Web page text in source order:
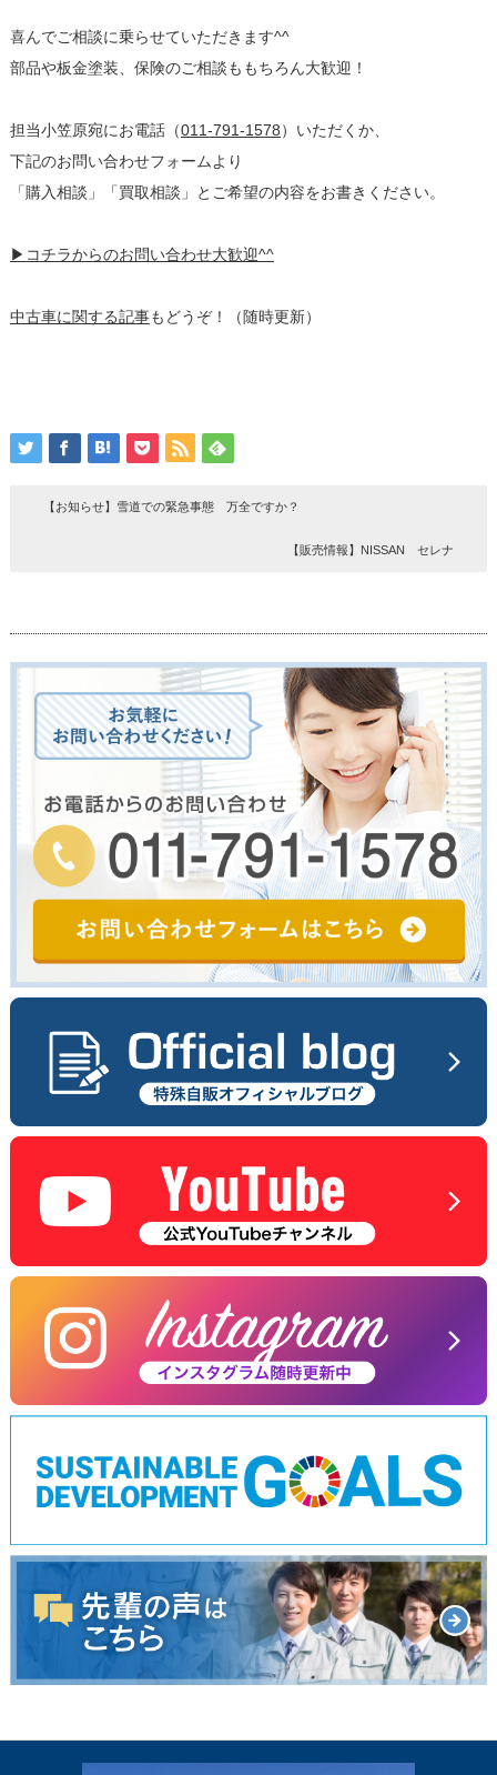
喜んでご相談に乗らせていただきます^^
部品や板金塗装、保険のご相談ももちろん大歓迎！
担当小笠原宛にお電話（011-791-1578）いただくか、
下記のお問い合わせフォームより
「購入相談」「買取相談」とご希望の内容をお書きください。
▶コチラからのお問い合わせ大歓迎^^
中古車に関する記事もどうぞ！（随時更新）
【お知らせ】雪道での緊急事態 万全ですか？
【販売情報】NISSAN セレナ